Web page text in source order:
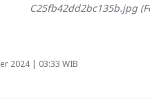
C25fb42dd2bc135b.jpg
2024 | 03:33 WIB